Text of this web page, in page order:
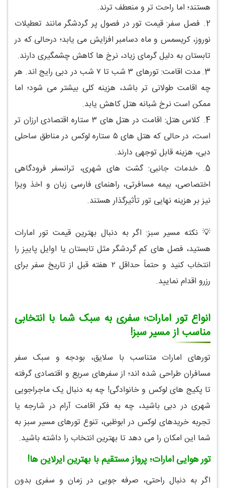
هستند؛ اما راحت تر و منعطف ترند.
2. فصل سفر: قیمت تور در فصول پر گردشگر مانند تعطیلات
نوروز، کریسمس و ماه دسامبر افزایش می یابد؛ درحالی که در
تابستان به دلیل گرمای زیاد، نرخ ها کاهش چشمگیری دارند.
3.
مدت اقامت: تورهای ۳ شب تا ۷ شب در دبی رایج اند. هر
چه اقامت طولانی تر باشد، هزینه کلی بیشتر می شود؛ اما
ممکن است نرخ شبانه هتل کاهش یابد.
4.
کلاس هتل: اقامت در هتل های ۳ ستاره اقتصادی ارزان تر
است، در حالی که هتل های ۵ ستاره لوکس در مناطق ساحلی
دبی، هزینه قابل توجهی دارند.
5. خدمات جانبی: گشت های شهری، ترانسفر فرودگاهی
اختصاصی، بیمه مسافرتی، راهنمای فارسی زبان و اخذ ویزا
نیز بر هزینه نهایی تور تأثیرگذار هستند.
💡 نکته مسیر سبز: اگر به دنبال بهترین قیمت تور امارات
هستید، فصل های کم گردشگر مثل تابستان یا اوایل پاییز را
انتخاب کنید و حتماً حداقل ۲ هفته قبل از تاریخ سفر برای
رزرو اقدام نمایید.
انواع تور امارات؛ سفری به سبک شما با انتخابی
مناسب از مسیر سبز!
تورهای امارات متناسب با سلایق، بودجه و سبک سفر
مسافران طراحی شده اند؛ از سفرهای سریع و اقتصادی گرفته
تا پکیج های لوکس و خانوادگی! چه به دنبال یک ماجراجویی
شهری در دبی باشید، چه به فکر اقامت آرام در شارجه یا
تجربه خریدهای لوکس در ابوظبی، تنوع تورهای مسیر سبز به
شما این امکان را می دهد تا بهترین انتخاب را داشته باشید.
تور هوایی امارات؛ پرواز مستقیم با بهترین ایرلاین ها!
اگر به دنبال راحتی، صرفه جویی در زمان و سفری بدون